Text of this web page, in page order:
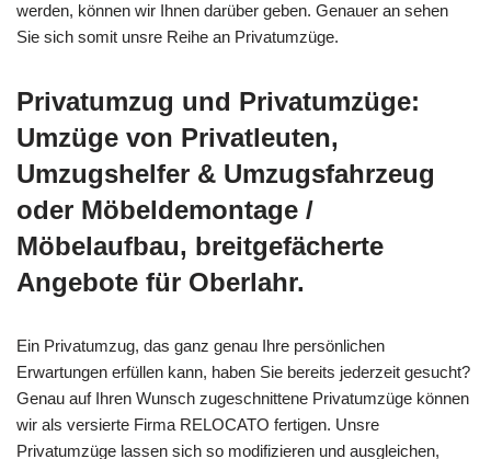
werden, können wir Ihnen darüber geben. Genauer an sehen
Sie sich somit unsre Reihe an Privatumzüge.
Privatumzug und Privatumzüge:
Umzüge von Privatleuten,
Umzugshelfer & Umzugsfahrzeug
oder Möbeldemontage /
Möbelaufbau, breitgefächerte
Angebote für Oberlahr.
Ein Privatumzug, das ganz genau Ihre persönlichen
Erwartungen erfüllen kann, haben Sie bereits jederzeit gesucht?
Genau auf Ihren Wunsch zugeschnittene Privatumzüge können
wir als versierte Firma RELOCATO fertigen. Unsre
Privatumzüge lassen sich so modifizieren und ausgleichen,